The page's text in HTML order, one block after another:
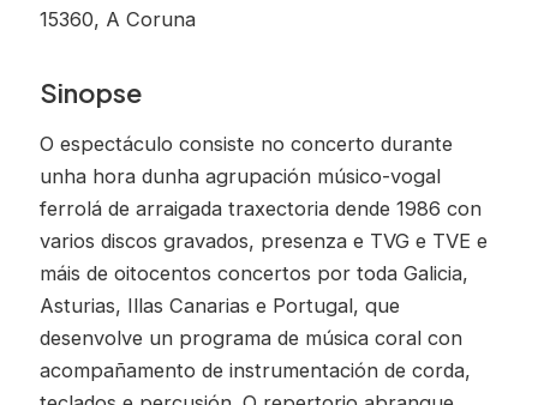
15360, A Coruna
Sinopse
O espectáculo consiste no concerto durante
unha hora dunha agrupación músico-vogal
ferrolá de arraigada traxectoria dende 1986 con
varios discos gravados, presenza e TVG e TVE e
máis de oitocentos concertos por toda Galicia,
Asturias, Illas Canarias e Portugal, que
desenvolve un programa de música coral con
acompañamento de instrumentación de corda,